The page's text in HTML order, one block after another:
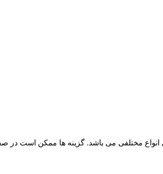
انواع مختلفی می باشد. گزینه ها ممکن است در